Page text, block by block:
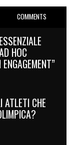
COMMENTS
HOC
ATLETI CHE